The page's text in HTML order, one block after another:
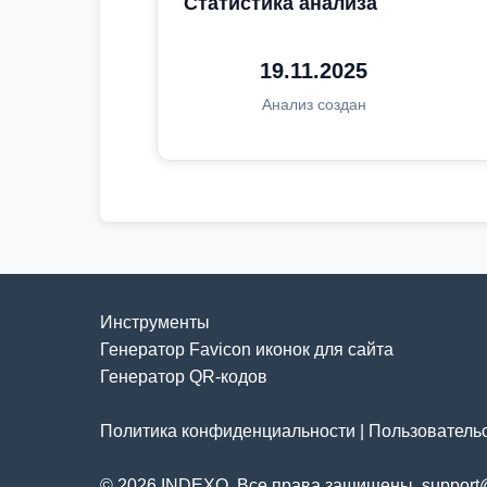
19.11.2025
Анализ создан
Инструменты
Генератор Favicon иконок для сайта
Генератор QR-кодов
Политика конфиденциальности